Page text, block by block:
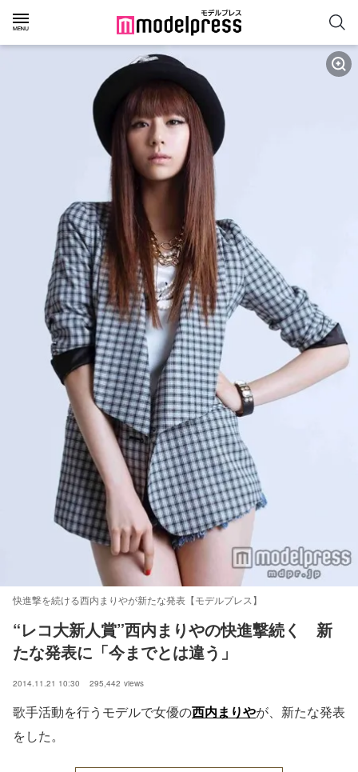
快進撃を続ける西内まりやが新たな発表【モデルプレス】
“レコ大新人賞”西内まりやの快進撃続く　新
たな発表に「今までとは違う」
2014.11.21 10:30 295,442 views
歌手活動を行うモデルで女優の西内まりやが、新たな発表
をした。